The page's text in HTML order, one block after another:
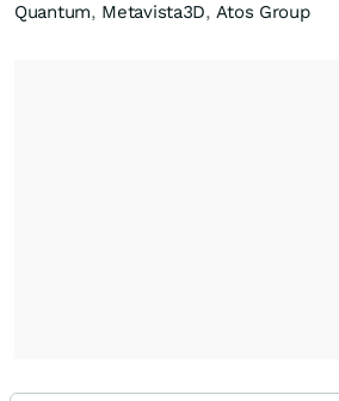
Quantum, Metavista3D,Atos Group